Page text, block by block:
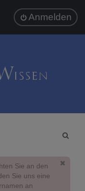
Anmelden
Sie an den
Sie uns eine
an